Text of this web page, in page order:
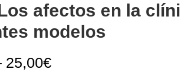
afectos en la
modelos
25,00€